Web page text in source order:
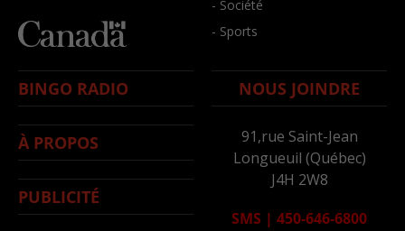
- Société
- Sports
BINGO RADIO
À PROPOS
PUBLICITÉ
NOUS JOINDRE
91,rue Saint-Jean
Longueuil (Québec)
J4H 2W8
SMS | 450-646-6800